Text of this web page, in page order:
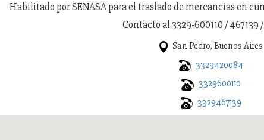
Habilitado por SENASA para el traslado de mercancías en
Contacto al 3329-600110 / 467139
San Pedro, Buenos Aires
3329420084
3329600110
3329467139